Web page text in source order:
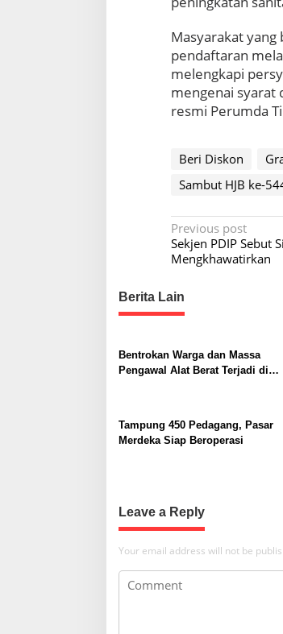
Masyarakat
pendaftaran
melengkapi
mengenai syarat
resmi Perumda
Beri Diskon
Sambut HJB ke-
P
o
t
n
a
v
a
o
n
Previous post
Sekjen PDIP Sebut
Mengkhawatirkan
Berita Lain
Bentrokan Warga dan Massa
Pengawal Alat Berat Terjadi di
Tampung 450 Pedagang, Pasar
Merdeka Siap Beroperasi
Leave a Reply
Your email address will not be